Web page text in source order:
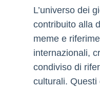
L’universo dei
contribuito alla
meme e
internazionali,
condiviso di
culturali. Questi